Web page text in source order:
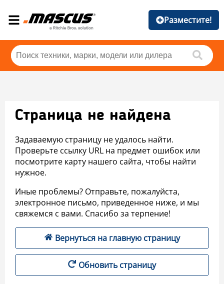
Разместите!
Страница не найдена
Задаваемую страницу не удалось найти.
Проверьте ссылку URL на предмет ошибок или
посмотрите карту нашего сайта, чтобы найти
нужное.
Иные проблемы? Отправьте, пожалуйста,
электронное письмо, приведенное ниже, и мы
свяжемся с вами. Спасибо за терпение!
Вернуться на главную страницу
Обновить страницу